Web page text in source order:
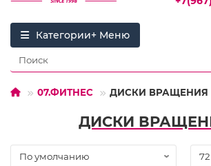
Категории
07.ФИТНЕС ДИСКИ ВРАЩЕНИЯ
ДИСКИ